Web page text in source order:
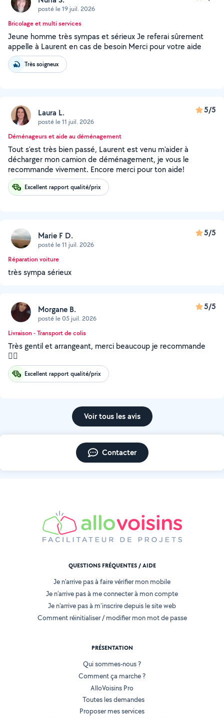
posté le 19 juil. 2026
Bricolage et multi services
Jeune homme très sympas et sérieux Je referai sûrement
appelle à Laurent en cas de besoin Merci pour votre aide
Très soigneux
Laura L.
posté le 11 juil. 2026
5/5
Déménageurs et aide au déménagement
Tout s'est très bien passé, Laurent est venu m'aider à
décharger mon camion de déménagement, je vous le
recommande vivement. Encore merci pour ton aide!
Excellent rapport qualité/prix
Marie F D.
posté le 11 juil. 2026
5/5
Réparation voiture
très sympa sérieux
Morgane B.
posté le 05 juil. 2026
5/5
Livraison - Transport de colis
Très gentil et arrangeant, merci beaucoup je recommande
👌🏻
Excellent rapport qualité/prix
Voir tous les avis
Contacter
QUESTIONS FRÉQUENTES / AIDE
Je n'arrive pas à faire vérifier mon mobile
Je n'arrive pas à me connecter à mon compte
Je n'arrive pas à m'inscrire depuis le site web
Comment réinitialiser / modifier mon mot de passe
PRÉSENTATION
Qui sommes-nous ?
Comment ça marche ?
AlloVoisins Pro
Toutes les demandes
Proposer mes services